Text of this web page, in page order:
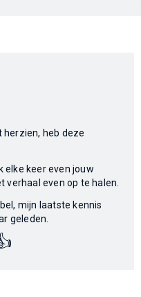
herzien, heb deze
elke keer even jouw
even op te halen.
mijn laatste kennis
geleden.